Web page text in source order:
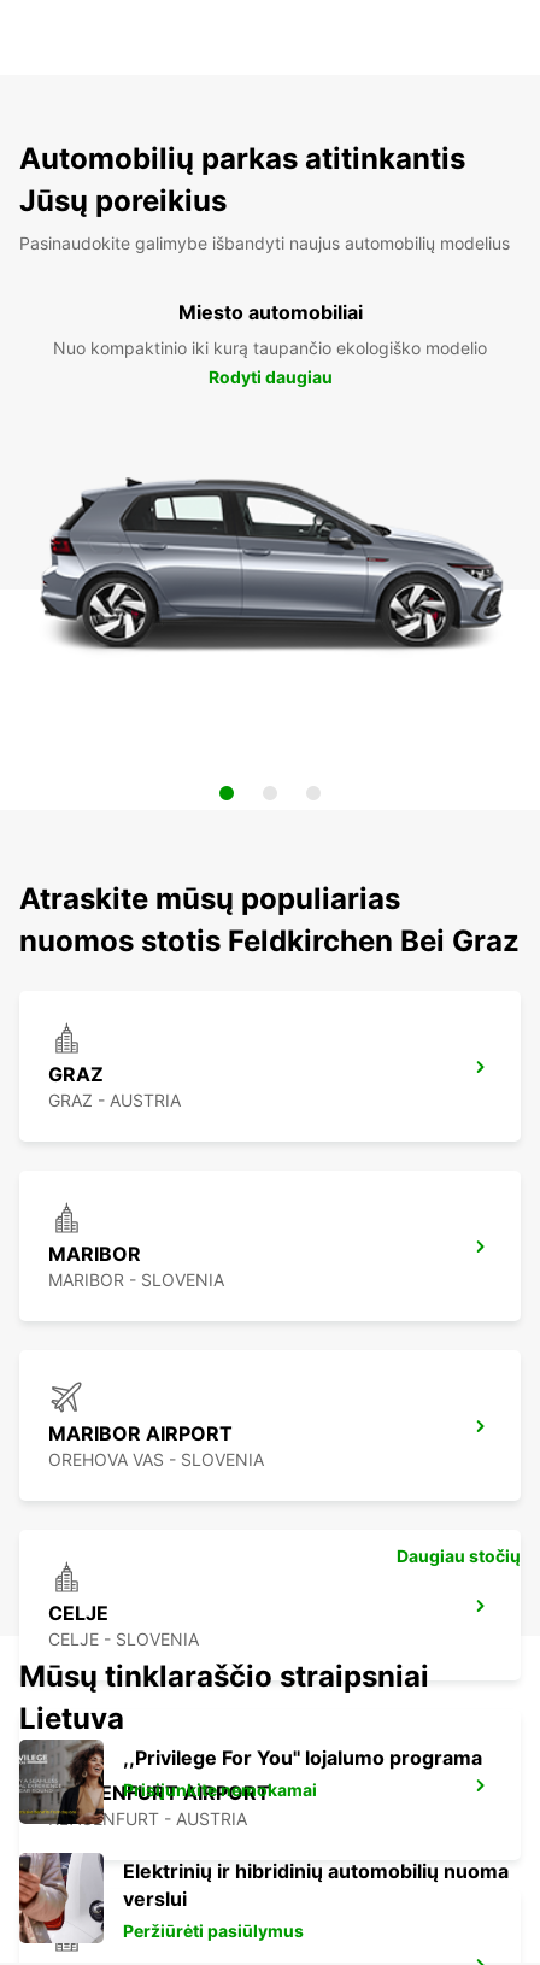
Automobilių parkas atitinkantis
Jūsų poreikius
Pasinaudokite galimybe išbandyti naujus automobilių modelius
Miesto automobiliai
Nuo kompaktinio iki kurą taupančio ekologiško modelio
Rodyti daugiau
Atraskite mūsų populiarias
nuomos stotis Feldkirchen Bei Graz
GRAZ
GRAZ - AUSTRIA
MARIBOR
MARIBOR - SLOVENIA
MARIBOR AIRPORT
OREHOVA VAS - SLOVENIA
CELJE
CELJE - SLOVENIA
KLAGENFURT AIRPORT
KLAGENFURT - AUSTRIA
Daugiau stočių
Mūsų tinklaraščio straipsniai
Lietuva
,,Privilege For You'' lojalumo programa
Prisijunkite nemokamai
Elektrinių ir hibridinių automobilių nuoma
verslui
Peržiūrėti pasiūlymus